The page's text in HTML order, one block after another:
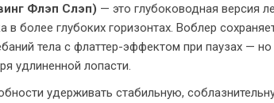
Флэп Слэп) — это глубоководная версия
более глубоких горизонтах. Воблер
тела с флаттер-эффектом при паузах —
удлиненной лопасти.
удерживать стабильную,